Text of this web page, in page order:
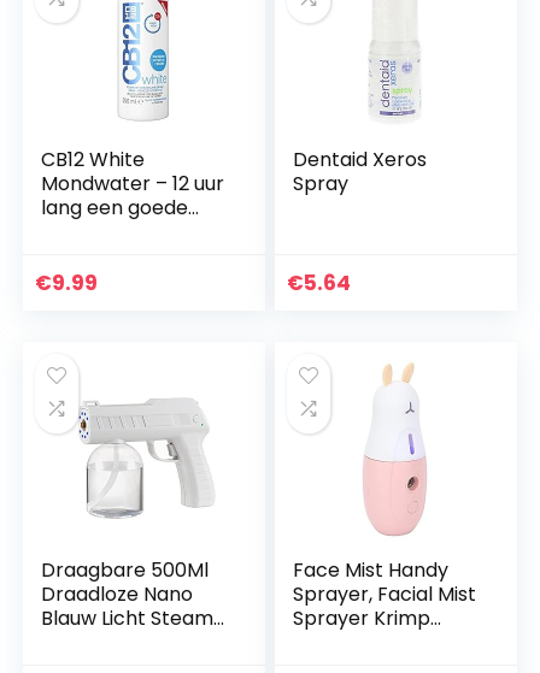
CB12 White
Mondwater – 12 uur
lang een goede
€9.99
Dentaid Xeros
Spray
€5.64
Draagbare 500Ml
Draadloze Nano
Blauw Licht Steam
Face Mist Handy
Sprayer, Facial Mist
Sprayer Krimp